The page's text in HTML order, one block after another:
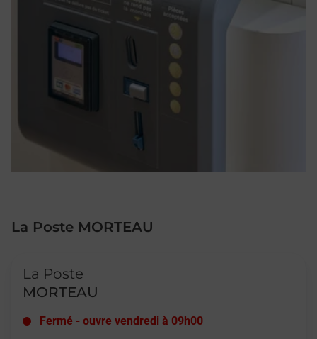
La Poste MORTEAU
La Poste
MORTEAU
Fermé - ouvre vendredi à 09h00